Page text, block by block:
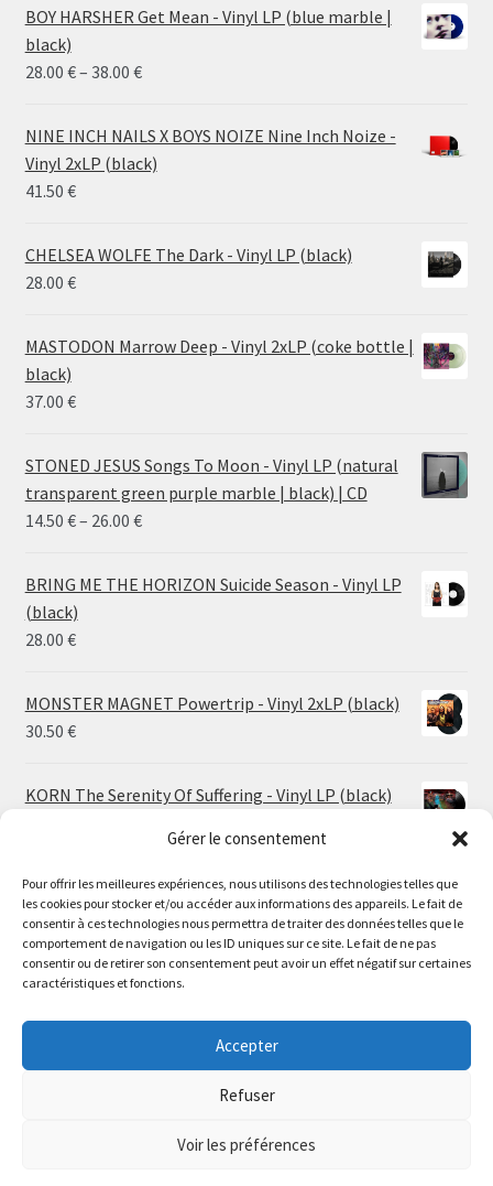
Gérer le consentement
Pour offrir les meilleures expériences, nous utilisons des technologies telles que
les cookies pour stocker et/ou accéder aux informations des appareils. Le fait de
consentir à ces technologies nous permettra de traiter des données telles que le
comportement de navigation ou les ID uniques sur ce site. Le fait de ne pas
consentir ou de retirer son consentement peut avoir un effet négatif sur certaines
caractéristiques et fonctions.
Accepter
Refuser
Voir les préférences
Le magasin de Lyon sera fermé du 30 juillet au 17 août
inclus. Les commandes seront expédiées à partir du 18
The physical record shop will be closed from july 30th to
august 17th included. Online orders will start shipping on
august 18th.
BOY HARSHER Get Mean - Vinyl LP (blue marble |
black)
28.00 €– 38.00 €Price
28.00 €
through
NINE INCH NAILS X BOYS NOIZE Nine Inch Noize -
Vinyl 2xLP (black)
41.50 €
CHELSEA WOLFE The Dark - Vinyl LP (black)
28.00 €
MASTODON Marrow Deep - Vinyl 2xLP (coke bottle |
black)
37.00 €
STONED JESUS Songs To Moon - Vinyl LP (natural
transparent green purple marble | black) | CD
14.50 €– 26.00 €Price
14.50 €
BRING ME THE HORIZON Suicide Season - Vinyl LP
(black)
28.00 €
MONSTER MAGNET Powertrip - Vinyl 2xLP (black)
30.50 €
KORN The Serenity Of Suffering - Vinyl LP (black)
HO99O9 Tomorrow We Escape - Vinyl LP (picture
disc)
25.00€
through